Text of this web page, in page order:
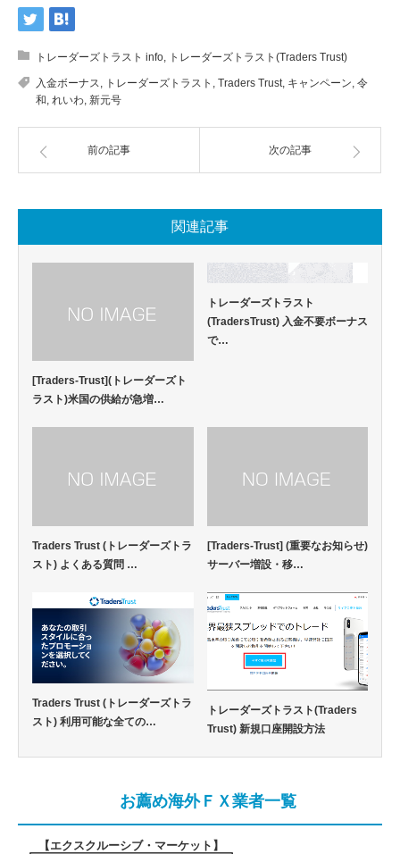
トレーダーズトラスト info, トレーダーズトラスト(Traders Trust)
入金ボーナス, トレーダーズトラスト , Traders Trust, キャンペーン, 令
和, れいわ, 新元号
前の記事 次の記事
関連記事
[Traders-Trust](トレーダーズト
ラスト)米国の供給が急増…
トレーダーズトラスト
(TradersTrust) 入金不要ボーナス
で…
Traders Trust (トレーダーズトラ
スト) よくある質問 …
[Traders-Trust] (重要なお知らせ)
サーバー増設・移…
Traders Trust (トレーダーズトラ
スト) 利用可能な全ての…
トレーダーズトラスト(Traders
Trust) 新規口座開設方法
お薦め海外ＦＸ業者一覧
【エクスクルーシブ・マーケット 】